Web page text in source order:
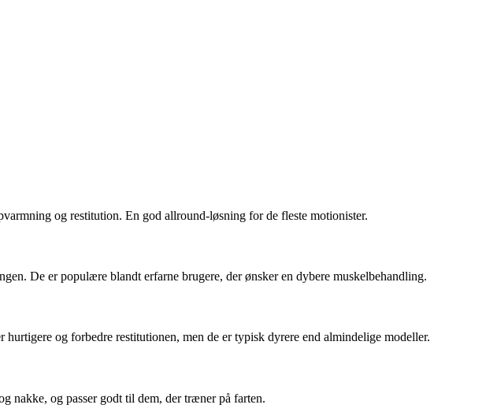
og restitution. En god allround-løsning for de fleste motionister.
De er populære blandt erfarne brugere, der ønsker en dybere muskelbehandling.
og forbedre restitutionen, men de er typisk dyrere end almindelige modeller.
nakke, og passer godt til dem, der træner på farten.